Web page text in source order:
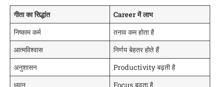
गीता का सिद्धांत
Career में लाभ
निष्काम कर्म
तनाव कम होता है
आत्मविश्वास
निर्णय बेहतर होते हैं
अनुशासन
Productivity बढ़ती है
ध्यान
Focus बढ़ता है